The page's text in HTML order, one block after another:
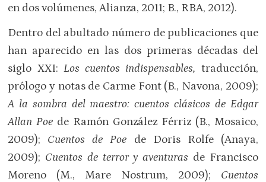
en dos volúmenes, Alianza, 2011; B., RBA, 2012).
Dentro del abultado número de publicaciones que
han aparecido en las dos primeras décadas del
siglo XXI: Los cuentos indispensables, traducción,
prólogo y notas de Carme Font (B., Navona, 2009);
A la sombra del maestro: cuentos clásicos de Edgar
Allan Poe de Ramón González Férriz (B., Mosaico,
2009); Cuentos de Poe de Doris Rolfe (Anaya,
2009); Cuentos de terror y aventuras de Francisco
Moreno (M., Mare Nostrum, 2009); Cuentos